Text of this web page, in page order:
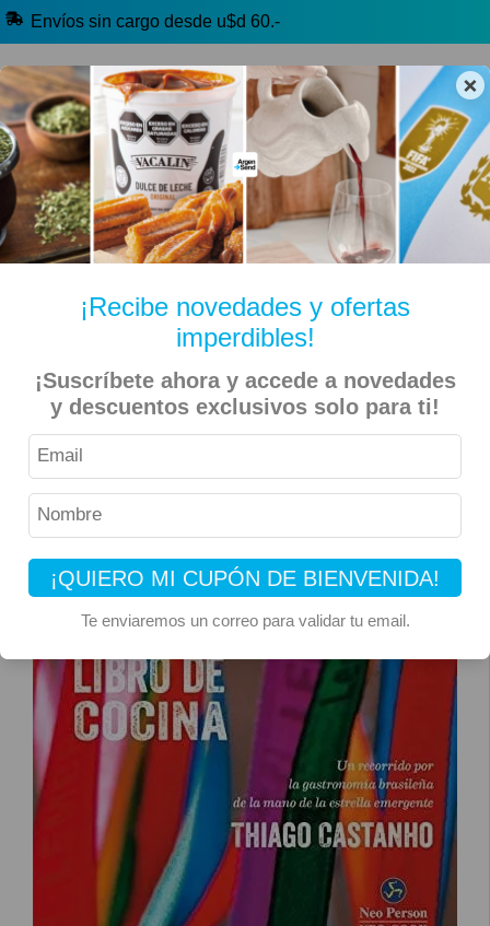
×
¡Recibe novedades y ofertas
imperdibles!
¡Suscríbete ahora y accede a novedades
y descuentos exclusivos solo para ti!
¡QUIERO MI CUPÓN DE BIENVENIDA!
Te enviaremos un correo para validar tu email.
Envíos sin cargo desde u$d 60.-
🔥 Alfajores y Golosinas
🧉 Clásicos argentinos 🏷️ Todas las categorías
Inicio Libros Brasil Libro De Cocina De Bianchi, Luciana